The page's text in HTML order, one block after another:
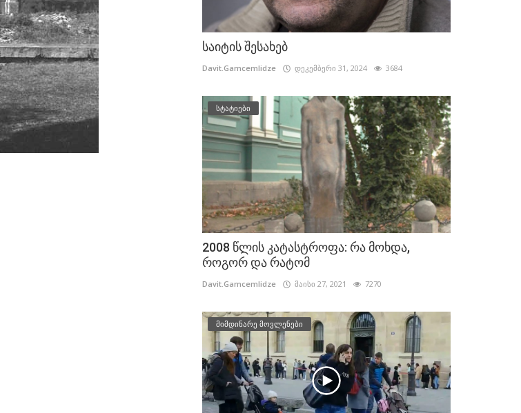
საიტის შესახებ
Davit.Gamcemlidze დეკემბერი 31, 2024 3684
სტატიები
2008 წლის კატასტროფა: რა მოხდა,
როგორ და რატომ
Davit.Gamcemlidze მაისი 27, 2021 7270
მიმდინარე მოვლენები